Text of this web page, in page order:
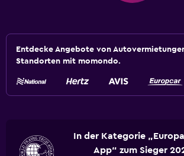
Entdecke Angebote von
Standorten mit momondo.
In der Kategorie
App“ zum Sieger